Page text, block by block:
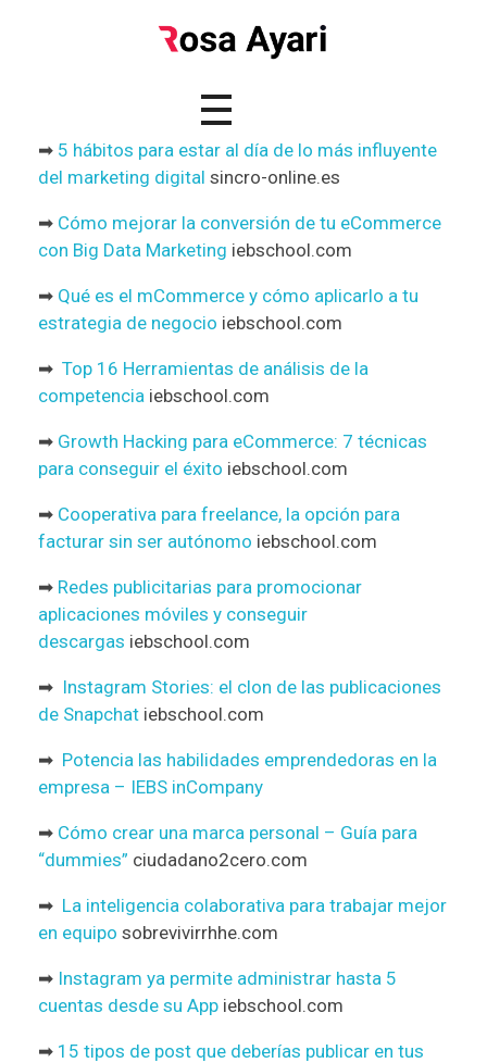
➡ 5 hábitos para estar al día de lo más influyente
del marketing digital sincro-online.es
➡ Cómo mejorar la conversión de tu eCommerce
con Big Data Marketing iebschool.com
➡ Qué es el mCommerce y cómo aplicarlo a tu
estrategia de negocio iebschool.com
➡ Top 16 Herramientas de análisis de la
competencia iebschool.com
➡ Growth Hacking para eCommerce: 7 técnicas
para conseguir el éxito iebschool.com
➡ Cooperativa para freelance, la opción para
facturar sin ser autónomo iebschool.com
➡ Redes publicitarias para promocionar
aplicaciones móviles y conseguir
descargas iebschool.com
➡ Instagram Stories: el clon de las publicaciones
de Snapchat iebschool.com
➡ Potencia las habilidades emprendedoras en la
empresa – IEBS inCompany
➡ Cómo crear una marca personal – Guía para
“dummies” ciudadano2cero.com
➡ La inteligencia colaborativa para trabajar mejor
en equipo sobrevivirrhhe.com
➡ Instagram ya permite administrar hasta 5
cuentas desde su App iebschool.com
➡ 15 tipos de post que deberías publicar en tus